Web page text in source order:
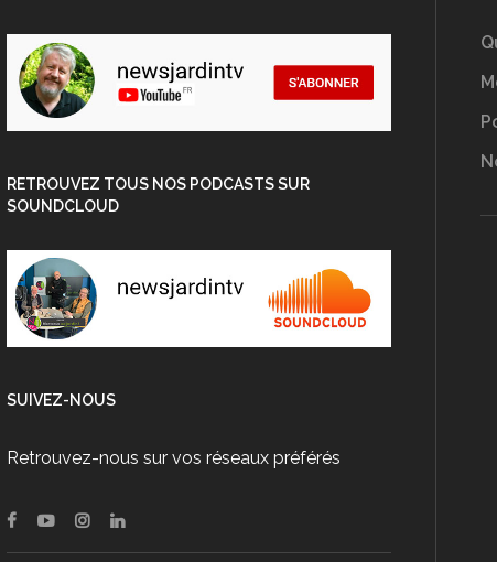
RETROUVEZ TOUS NOS PODCASTS SUR
SOUNDCLOUD
SUIVEZ-NOUS
Retrouvez-nous sur vos réseaux préférés